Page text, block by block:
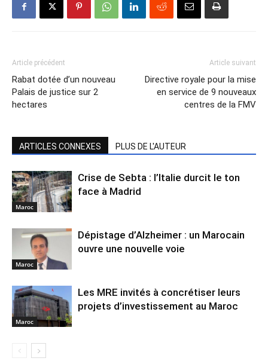
Article précédent
Rabat dotée d’un nouveau
Palais de justice sur 2
hectares
Article suivant
Directive royale pour la mise
en service de 9 nouveaux
centres de la FMV
ARTICLES CONNEXES PLUS DE L'AUTEUR
Maroc
Crise de Sebta : l’Italie durcit le ton
face à Madrid
Maroc
Dépistage d’Alzheimer : un Marocain
ouvre une nouvelle voie
Maroc
Les MRE invités à concrétiser leurs
projets d’investissement au Maroc